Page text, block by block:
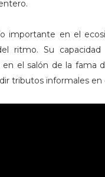
importante en el
ritmo. Su
en el salón de la fama
tributos informales en